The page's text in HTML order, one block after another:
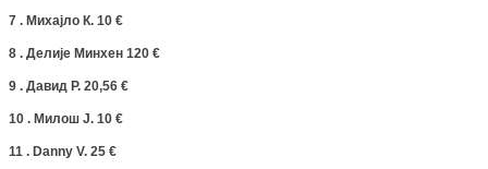
7 . Михајло К. 10 €
8 . Делије Минхен 120 €
9 . Давид Р. 20,56 €
10 . Милош Ј. 10 €
11 . Danny V. 25 €